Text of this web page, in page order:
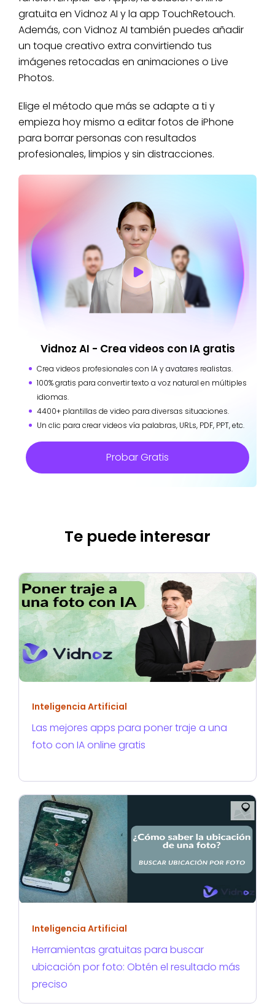
gratuita en Vidnoz AI y la app TouchRetouch.
Además, con Vidnoz AI también puedes añadir
un toque creativo extra convirtiendo tus
imágenes retocadas en animaciones o Live
Photos.
Elige el método que más se adapte a ti y
empieza hoy mismo a editar fotos de iPhone
para borrar personas con resultados
profesionales, limpios y sin distracciones.
Vidnoz AI - Crea videos con IA gratis
Crea videos profesionales con IA y avatares realistas.
100% gratis para convertir texto a voz natural en múltiples
idiomas.
4400+ plantillas de video para diversas situaciones.
Un clic para crear videos vía palabras, URLs, PDF, PPT, etc.
Probar Gratis
Te puede interesar
Inteligencia Artificial
Las mejores apps para poner traje a una
foto con IA online gratis
Inteligencia Artificial
Herramientas gratuitas para buscar
ubicación por foto: Obtén el resultado más
preciso